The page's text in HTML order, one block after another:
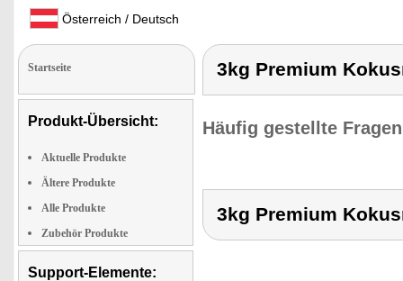
Österreich / Deutsch
Startseite
Produkt-Übersicht:
Aktuelle Produkte
Ältere Produkte
Alle Produkte
Zubehör Produkte
Support-Elemente:
3kg Premium
Häufig gestellte
3kg Premium